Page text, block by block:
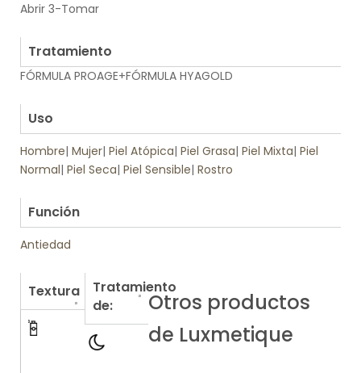
Abrir 3-Tomar
Tratamiento
FÓRMULA PROAGE+FÓRMULA HYAGOLD
Uso
Hombre| Mujer| Piel Atópica| Piel Grasa| Piel Mixta| Piel
Normal| Piel Seca| Piel Sensible| Rostro
Función
Antiedad
Textura
Tratamiento
de:
Otros productos
de Luxmetique